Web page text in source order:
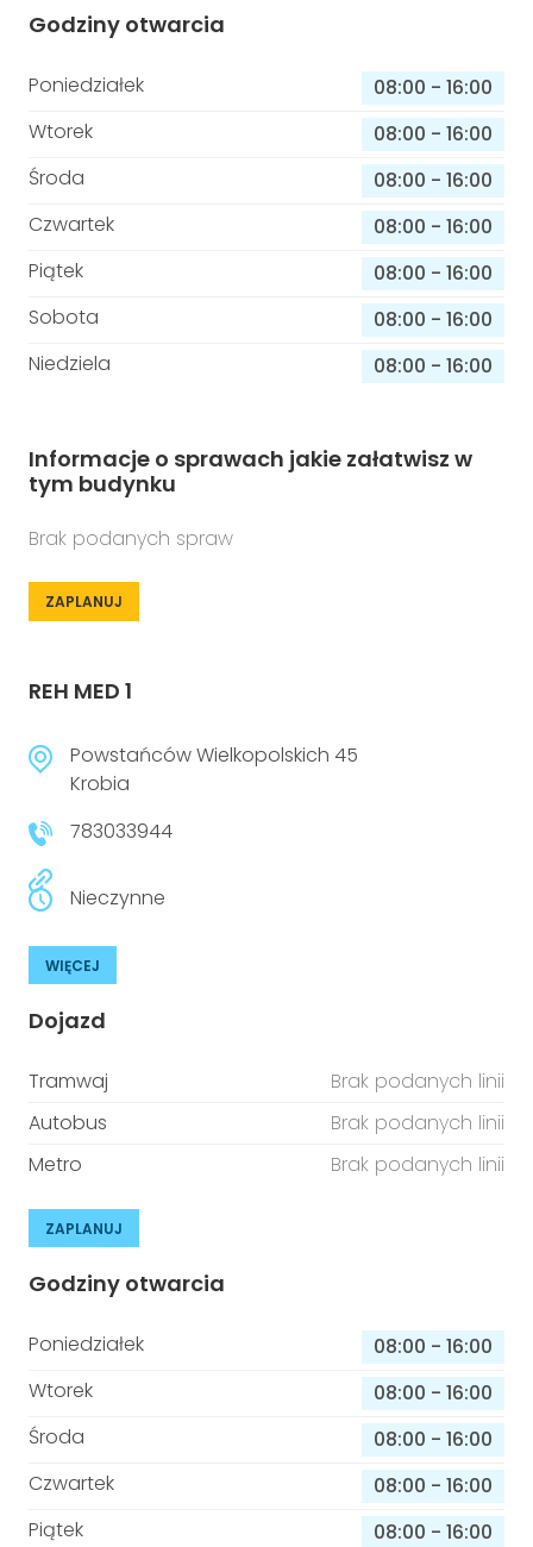
Godziny otwarcia
Poniedziałek 08:00 - 16:00
Wtorek
08:00 - 16:00
Środa
08:00 - 16:00
Czwartek
08:00 - 16:00
Piątek
08:00 - 16:00
Sobota
08:00 - 16:00
Niedziela
08:00 - 16:00
Informacje o sprawach jakie załatwisz w
tym budynku
Brak podanych spraw
ZAPLANUJ
REH MED 1
Powstańców Wielkopolskich 45
Krobia
783033944
Nieczynne
WIĘCEJ
Dojazd
Tramwaj
Brak podanych linii
Autobus
Brak podanych linii
Metro
Brak podanych linii
ZAPLANUJ
Godziny otwarcia
Poniedziałek 08:00 - 16:00
Wtorek
08:00 - 16:00
Środa
08:00 - 16:00
Czwartek
08:00 - 16:00
Piątek
08:00 - 16:00